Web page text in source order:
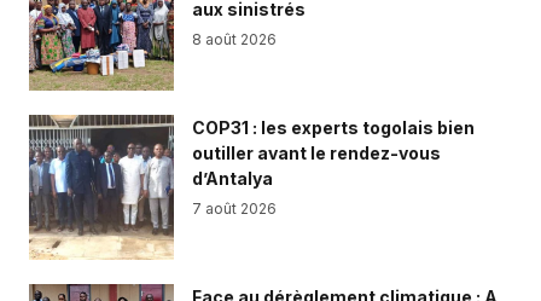
aux sinistrés
8 août 2026
COP31 : les experts togolais bien
outiller avant le rendez-vous
d’Antalya
7 août 2026
Face au dérèglement climatique : A